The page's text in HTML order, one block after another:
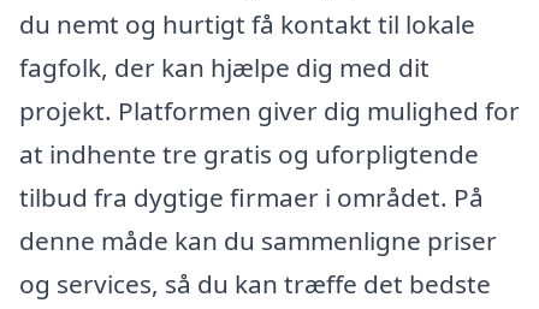
du nemt og hurtigt få kontakt til lokale
fagfolk, der kan hjælpe dig med dit
projekt. Platformen giver dig mulighed for
at indhente tre gratis og uforpligtende
tilbud fra dygtige firmaer i området. På
denne måde kan du sammenligne priser
og services, så du kan træffe det bedste